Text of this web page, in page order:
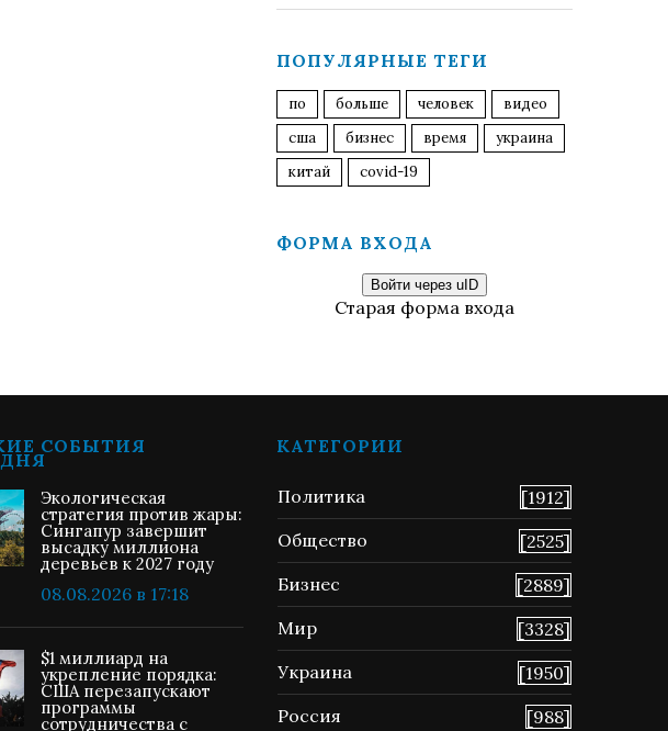
ПОПУЛЯРНЫЕ ТЕГИ
по больше человек
видео
сша
бизнес время
украина
китай
covid-19
ФОРМА ВХОДА
Войти через uID
Старая форма входа
СОБЫТИЯ
Экологическая
стратегия против жары:
Сингапур завершит
высадку миллиона
деревьев к 2027 году
08.08.2026 в 17:18
$1 миллиард на
укрепление порядка:
США перезапускают
программы
сотрудничества с
КАТЕГОРИИ
Политика
[1912]
Общество
[2525]
Бизнес
[2889]
Мир
[3328]
Украина
[1950]
Россия
[988]